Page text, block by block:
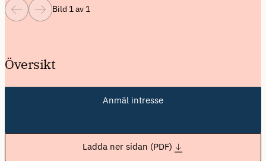
Bild 1 av 1
Översikt
Anmäl intresse
Ladda ner sidan (PDF)